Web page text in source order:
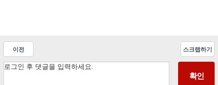
이전 스크랩하기